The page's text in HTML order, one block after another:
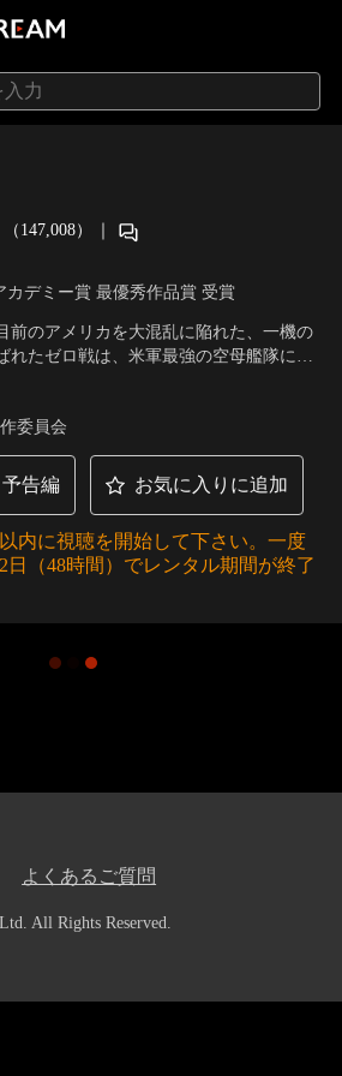
（147,008） ｜
カデミー賞 最優秀作品賞 受賞
前のアメリカを大混乱に陥れた、一機の
れたゼロ戦は、米軍最強の空母艦隊によ
ことにのみ執着し、「臆病者」と蔑まれ
は2004年、現代。
委員会
予告編 お気に入りに追加
内に視聴を開始して下さい。一度
（48時間）でレンタル期間が終了
よくあるご質問
All Rights Reserved.